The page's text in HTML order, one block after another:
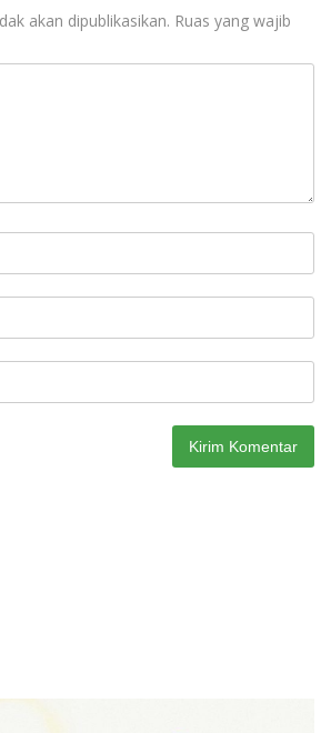
akan dipublikasikan. Ruas yang wajib